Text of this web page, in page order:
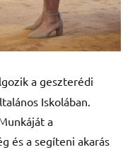
a geszterédi
Iskolában.
a
és a segíteni akarás